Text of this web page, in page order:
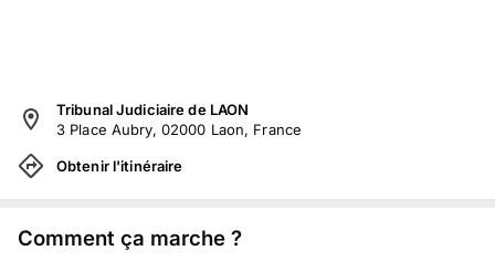
Tribunal Judiciaire de LAON
3 Place Aubry, 02000 Laon, France
Obtenir l'itinéraire
Comment ça marche ?